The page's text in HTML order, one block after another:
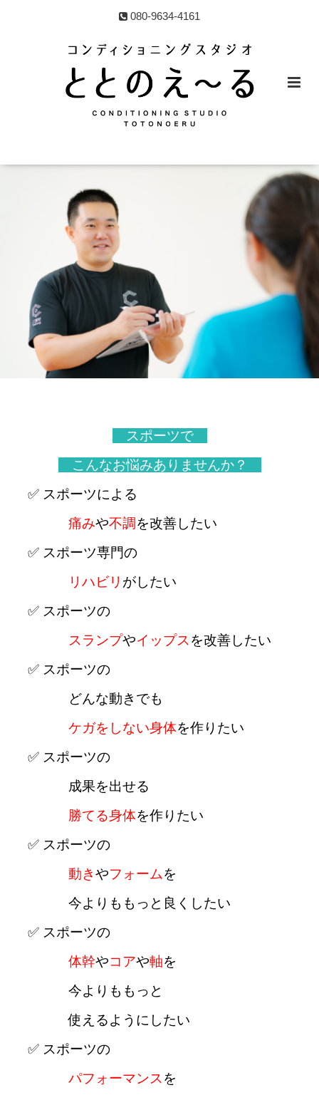
080-9634-4161
スポーツで
こんなお悩みありませんか？
✅ スポーツによる
痛みや不調 を改善したい
✅ スポーツ専門の
リハビリ がしたい
✅ スポーツの
スランプやイップスを改善したい
✅ スポーツの
どんな動きでも
ケガをしない身体を作りたい
✅ スポーツの
成果を出せる
勝てる身体を作りたい
✅ スポーツの
動きやフォームを
今よりももっと良くしたい
✅ スポーツの
体幹やコアや軸を
今よりももっと
使えるようにしたい
✅ スポーツの
パフォーマンスを